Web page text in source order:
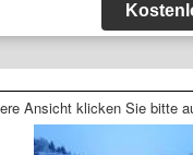
Ansicht klicken Sie bitte